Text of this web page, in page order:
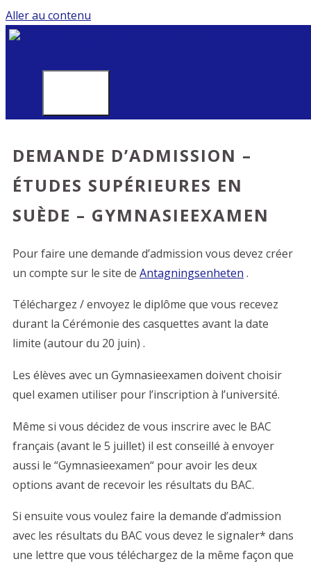
Aller au contenu
DEMANDE D’ADMISSION –
ÉTUDES SUPÉRIEURES EN
SUÈDE – GYMNASIEEXAMEN
Pour faire une demande d’admission vous devez créer
un compte sur le site de Antagningsenheten .
Téléchargez / envoyez le diplôme que vous recevez
durant la Cérémonie des casquettes avant la date
limite (autour du 20 juin) .
Les élèves avec un Gymnasieexamen doivent choisir
quel examen utiliser pour l’inscription à l’université.
Même si vous décidez de vous inscrire avec le BAC
français (avant le 5 juillet) il est conseillé à envoyer
aussi le “Gymnasieexamen“ pour avoir les deux
options avant de recevoir les résultats du BAC.
Si ensuite vous voulez faire la demande d’admission
avec les résultats du BAC vous devez le signaler* dans
une lettre que vous téléchargez de la même façon que